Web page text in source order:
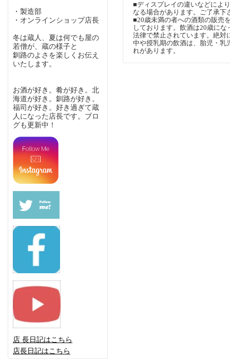
・製造部
・オンラインショップ店長
冬は蔵人、夏は何でも屋の
若僧が、蔵の様子と
釧路のよさを楽しくお伝え
いたします。
お酒が好き。肴が好き。北
海道が好き。釧路が好き。
福司が好き。好き過ぎて蔵
人になった店長です。ブロ
グも更新中！
店 長日記はこちら
店長日記はこちら
■ディスプレイの違いなどによ
なる場合があります。ご了承下
■20歳未満の者への酒類の販売
しております。飲酒は20歳に
法律で禁止されています。絶対
中や授乳期の飲酒は、胎児・乳
れがあります。